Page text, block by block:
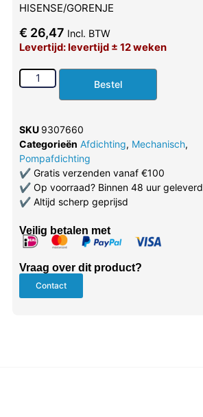
HISENSE/GORENJE
€ 26,47 Incl. BTW
Levertijd: levertijd ± 12 weken
Bestel
SKU 9307660
Categorieën Afdichting, Mechanisch,
Pompafdichting
✔Gratis verzenden vanaf €100
✔Op voorraad? Binnen 48 uur geleverd
✔Altijd scherp geprijsd
Veilig betalen met
Vraag over dit product?
Contact